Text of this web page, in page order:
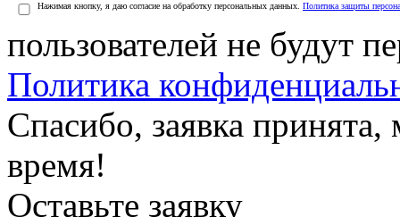
Нажимая кнопку, я даю согласие на обработку персональных данных. Политика защиты
пользователей не будут
Политика
Спасибо, заявка
время!
Оставьте заявку